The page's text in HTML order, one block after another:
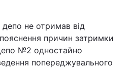
не отримав від
причин затримки
№2 одностайно
попереджувального